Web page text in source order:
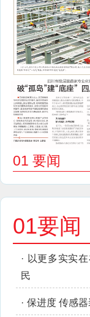
01 要闻
01要闻
· 以更多实实
民
· 保进度 传感